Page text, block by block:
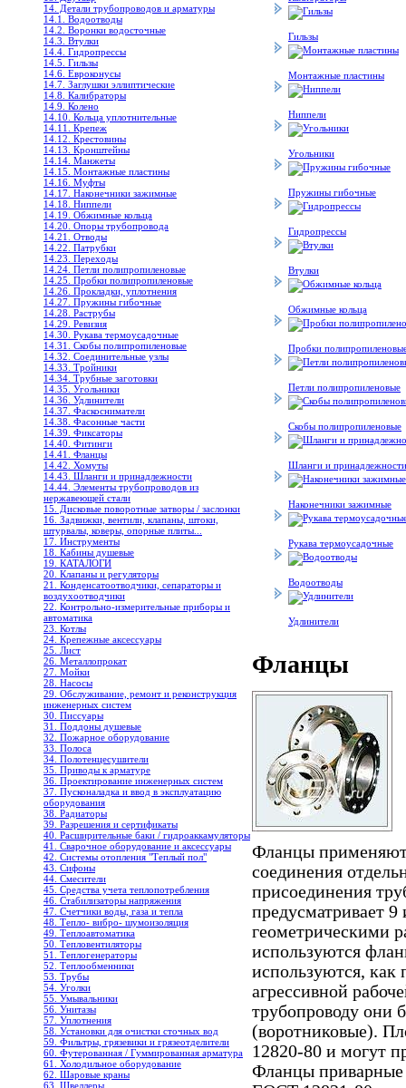
14. Детали трубопроводов и арматуры
14.1. Водоотводы
14.2. Воронки водосточные
14.3. Втулки
14.4. Гидропрессы
14.5. Гильзы
14.6. Евроконусы
14.7. Заглушки эллиптические
14.8. Калибраторы
14.9. Колено
14.10. Кольца уплотнительные
14.11. Крепеж
14.12. Крестовины
14.13. Кронштейны
14.14. Манжеты
14.15. Монтажные пластины
14.16. Муфты
14.17. Наконечники зажимные
14.18. Ниппели
14.19. Обжимные кольца
14.20. Опоры трубопровода
14.21. Отводы
14.22. Патрубки
14.23. Переходы
14.24. Петли полипропиленовые
14.25. Пробки полипропиленовые
14.26. Прокладки, уплотнения
14.27. Пружины гибочные
14.28. Раструбы
14.29. Ревизия
14.30. Рукава термоусадочные
14.31. Скобы полипропиленовые
14.32. Соединительные узлы
14.33. Тройники
14.34. Трубные заготовки
14.35. Угольники
14.36. Удлинители
14.37. Фаскосниматели
14.38. Фасонные части
14.39. Фиксаторы
14.40. Фитинги
14.41. Фланцы
14.42. Хомуты
14.43. Шланги и принадлежности
14.44. Элементы трубопроводов из
нержавеющей стали
15. Дисковые поворотные затворы / заслонки
16. Задвижки, вентили, клапаны, штоки,
штурвалы, коверы, опорные плиты...
17. Инструменты
18. Кабины душевые
19. КАТАЛОГИ
20. Клапаны и регуляторы
21. Конденсатоотводчики, сепараторы и
воздухоотводчики
22. Контрольно-измерительные приборы и
автоматика
23. Котлы
24. Крепежные аксессуары
25. Лист
26. Металлопрокат
27. Мойки
28. Насосы
29. Обслуживание, ремонт и реконструкция
инженерных систем
30. Писсуары
31. Поддоны душевые
32. Пожарное оборудование
33. Полоса
34. Полотенцесушители
35. Приводы к арматуре
36. Проектирование инженерных систем
37. Пусконаладка и ввод в эксплуатацию
оборудования
38. Радиаторы
39. Разрешения и сертификаты
40. Расширительные баки / гидроаккамуляторы
41. Сварочное оборудование и аксессуары
42. Системы отопления "Теплый пол"
43. Сифоны
44. Смесители
45. Средства учета теплопотребления
46. Стабилизаторы напряжения
47. Счетчики воды, газа и тепла
48. Тепло- вибро- шумоизоляция
49. Теплоавтоматика
50. Тепловентиляторы
51. Теплогенераторы
52. Теплообменники
53. Трубы
54. Уголки
55. Умывальники
56. Унитазы
57. Уплотнения
58. Установки для очистки сточных вод
59. Фильтры, грязевики и грязеотделители
60. Футерованная / Гуммированная арматура
61. Холодильное oборудование
62. Шаровые краны
63. Швеллеры
Гильзы
Монтажные пластины
Ниппели
Угольники
Пружины гибочные
Гидропрессы
Втулки
Обжимные кольца
Пробки
Петли полипропиленовые
Скобы полипропиленовые
Шланги и принадлежности
Наконечники зажимные
Рукава термоусадочные
Водоотводы
Удлинители
Фланцы
Фланцы
соединения
присоединения
предусматривает
геометрическими
используются
используются, как
агрессивной
трубопроводу они
(воротниковые).
12820-80 и могут
Фланцы приварные